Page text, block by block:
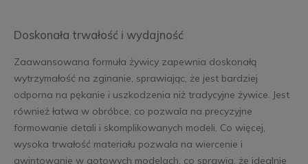
Doskonała trwałość i wydajność
Zaawansowana formuła żywicy zapewnia doskonałą
wytrzymałość na zginanie, sprawiając, że jest bardziej
odporna na pękanie i uszkodzenia niż tradycyjne żywice. Jest
również łatwa w obróbce, co pozwala na precyzyjne
formowanie detali i skomplikowanych modeli. Co więcej,
wysoka trwałość materiału pozwala na wiercenie i
gwintowanie w gotowych modelach, co sprawia, że idealnie